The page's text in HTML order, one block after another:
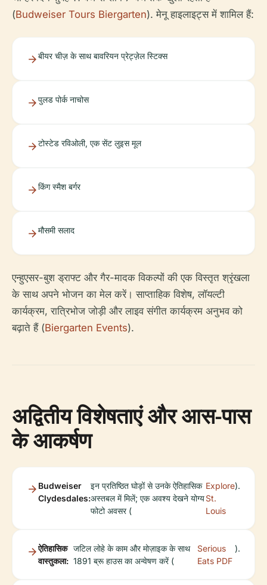
(Budweiser Tours Biergarten). मेनू हाइलाइट्स में शामिल हैं:
बीयर चीज़ के साथ बावरियन प्रेट्ज़ेल स्टिक्स
पुलड पोर्क नाचोस
टोस्टेड रविओली, एक सेंट लुइस मूल
किंग स्मैश बर्गर
मौसमी सलाद
एन्हुएसर-बुश ड्राफ्ट और गैर-मादक विकल्पों की एक विस्तृत श्रृंखला
के साथ अपने भोजन का मेल करें। साप्ताहिक विशेष, लॉयल्टी
कार्यक्रम, रात्रिभोज जोड़ी और लाइव संगीत कार्यक्रम अनुभव को
बढ़ाते हैं (Biergarten Events).
अद्वितीय विशेषताएं और आस-पास
के आकर्षण
Budweiser
Clydesdales:
इन प्रतिष्ठित घोड़ों से उनके ऐतिहासिक
अस्तबल में मिलें; एक अवश्य देखने योग्य
फोटो अवसर (
Explore
St.
Louis
).
ऐतिहासिक
वास्तुकला:
जटिल लोहे के काम और मोज़ाइक के साथ
1891 ब्रू हाउस का अन्वेषण करें (
Serious
Eats PDF
).